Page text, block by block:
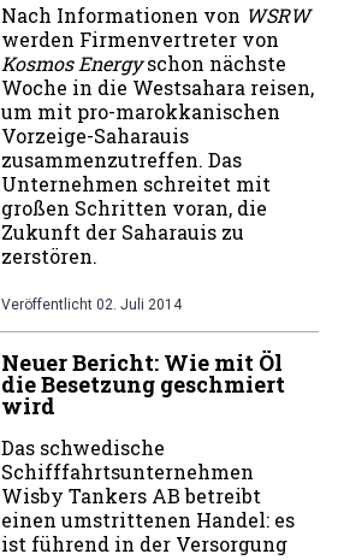
Nach Informationen von WSRW
werden Firmenvertreter von
Kosmos Energyschon nächste
Woche in die Westsahara reisen,
um mit pro-marokkanischen
Vorzeige-Saharauis
zusammenzutreffen. Das
Unternehmen schreitet mit
großen Schritten voran, die
Zukunft der Saharauis zu
zerstören.
Veröffentlicht 02. Juli 2014
Neuer Bericht: Wie mit Öl
die Besetzung geschmiert
wird
Das schwedische
Schifffahrtsunternehmen
Wisby Tankers AB betreibt
einen umstrittenen Handel: es
ist führend in der Versorgung